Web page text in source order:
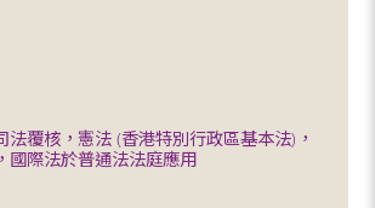
法覆核，憲法 (香港特別行政區基本法)，
國際法於普通法法庭應用